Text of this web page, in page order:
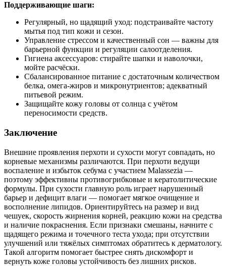
Поддерживающие шаги:
Регулярный, но щадящий уход: подстраивайте частоту
мытья под тип кожи и сезон.
Управление стрессом и качественный сон — важны для
барьерной функции и регуляции салоотделения.
Гигиена аксессуаров: стирайте шапки и наволочки,
мойте расчёски.
Сбалансированное питание с достаточным количеством
белка, омега‑жиров и микронутриентов; адекватный
питьевой режим.
Защищайте кожу головы от солнца с учётом
переносимости средств.
Заключение
Внешние проявления перхоти и сухости могут совпадать, но
корневые механизмы различаются. При перхоти ведущи
воспаление и избыток себума с участием Malassezia —
поэтому эффективны противогрибковые и кератолитические
формулы. При сухости главную роль играет нарушенный
барьер и дефицит влаги — помогает мягкое очищение и
восполнение липидов. Ориентируйтесь на размер и вид
чешуек, скорость жирнения корней, реакцию кожи на средства
и наличие покраснения. Если признаки смешаны, начните с
щадящего режима и точечного теста ухода; при отсутствии
улучшений или тяжёлых симптомах обратитесь к дерматологу.
Такой алгоритм помогает быстрее снять дискомфорт и
вернуть коже головы устойчивость без лишних рисков.